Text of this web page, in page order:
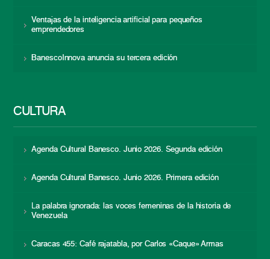
Ventajas de la inteligencia artificial para pequeños
emprendedores
BanescoInnova anuncia su tercera edición
CULTURA
Agenda Cultural Banesco. Junio 2026. Segunda edición
Agenda Cultural Banesco. Junio 2026. Primera edición
La palabra ignorada: las voces femeninas de la historia de
Venezuela
Caracas 455: Café rajatabla, por Carlos «Caque» Armas